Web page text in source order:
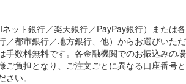
ット銀行／楽天銀行／PayPay銀行）または各
／都市銀行／地方銀行、他）からお選びいただ
手数料無料です。各金融機関でのお振込みの場
ご負担となり、ご注文ごとに異なる口座番号と
い。